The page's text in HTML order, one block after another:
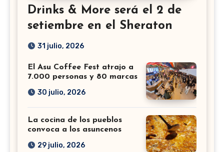
Drinks & More será el 2 de
setiembre en el Sheraton
31 julio, 2026
El Asu Coffee Fest atrajo a
7.000 personas y 80 marcas
30 julio, 2026
La cocina de los pueblos
convoca a los asuncenos
29 julio, 2026